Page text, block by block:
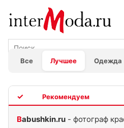
Все Лучшее Одежда
Babushkin.ru - фотограф